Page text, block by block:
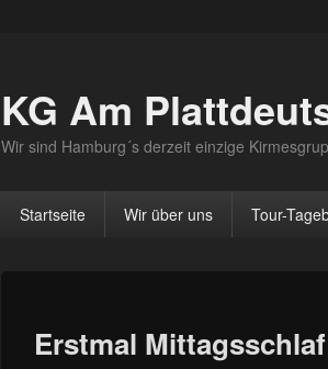
KG Am
Wir sind Hamburg´s derzeit einzige
Startseite Wir über uns Tour-
Erstmal